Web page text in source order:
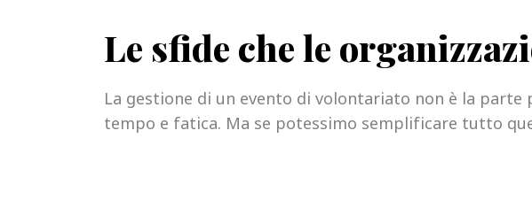
Le sfide che le
La gestione di un evento di volontariato non è la
tempo e fatica. Ma se potessimo semplificare tutto